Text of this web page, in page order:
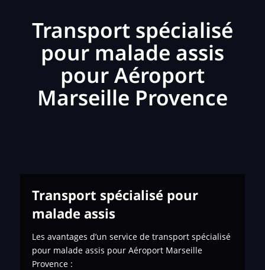
Transport spécialisé
pour malade assis
pour Aéroport
Marseille Provence
Transport spécialisé pour
malade assis
Les avantages d’un service de transport spécialisé
pour malade assis pour Aéroport Marseille
Provence :